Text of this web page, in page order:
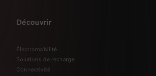
Découvrir
Électromobilité
Solutions de recharge
Connectivité